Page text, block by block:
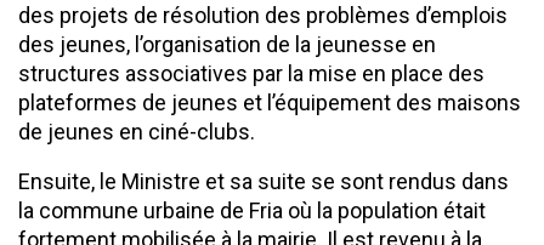
des projets de résolution des problèmes d’emplois
des jeunes, l’organisation de la jeunesse en
structures associatives par la mise en place des
plateformes de jeunes et l’équipement des maisons
de jeunes en ciné-clubs.
Ensuite, le Ministre et sa suite se sont rendus dans
la commune urbaine de Fria où la population était
fortement mobilisée à la mairie. Il est revenu à la